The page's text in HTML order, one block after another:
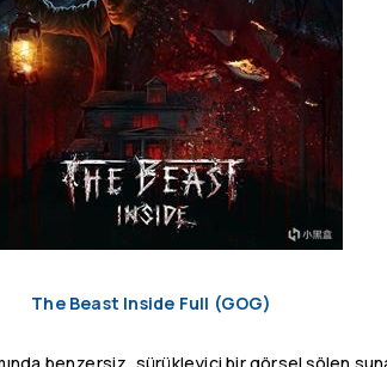
The Beast Inside Full (GOG)
benzersiz, sürükleyici bir görsel şölen